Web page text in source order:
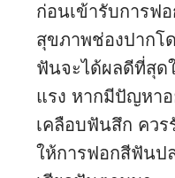
ก่อนเข้ารับการฟ
สุขภาพช่องปากโ
ฟันจะได้ผลดีที่สุด
แรง หากมีปัญหาอ
เคลือบฟันสึก ควร
ให้การฟอกสีฟันป